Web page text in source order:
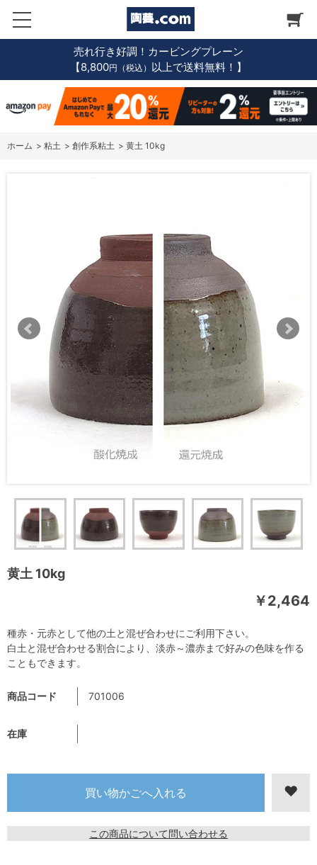
売れ行き好調！カービングプレーン
【8,800円（税込） 以上で送料無料！】
ホーム > 粘土 > 創作系粘土 > 黄土 10kg
黄土 10kg
￥2,464
商品コード 701006
在庫
この商品について問い合わせる
種赤・元赤として他の土と混ぜ合わせにご利用下さい。
白土と混ぜ合わせる割合により、淡赤～濃赤まで好みの色味を作る
こともできます。